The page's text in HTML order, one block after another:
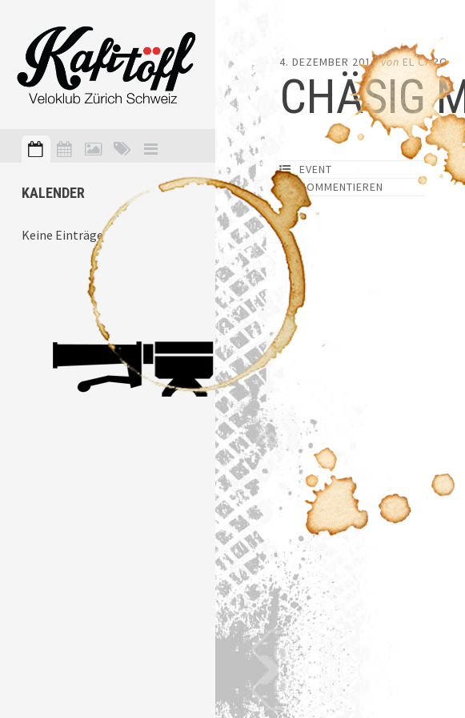
KALENDER
Keine Einträge
4. DEZEMBER 2016vonEL CAPO
CHÄSIG
EVENT
KOMMENTIEREN